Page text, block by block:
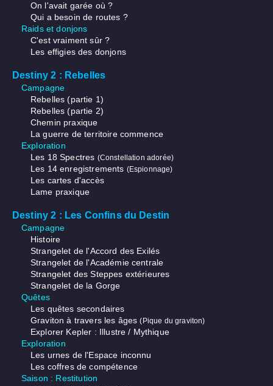
On l'avait garée où ?
Qui a besoin de routes ?
Raids et donjons
C'est vraiment sûr ?
Les effigies des donjons
Destiny 2 : Rebelles
Campagne
Rebelles (partie 1)
Rebelles (partie 2)
Chemin praxique
La guerre de territoire commence
Exploration
Les 18 Spectres (Constellation adorée)
Les 14 enregistrements (Espionnage)
Les cartes d'accès
Lame praxique
Destiny 2 : Les Confins du Destin
Campagne
Histoire
Strangelet de l'Accord des Exilés
Strangelet de l'Académie centrale
Strangelet des Steppes extérieures
Strangelet de la Gorge
Quêtes
Les quêtes secondaires
Graviton à travers les âges(Pique du graviton)
Explorer Kepler : Illustre / Mythique
Exploration
Les urnes de l'Espace inconnu
Les coffres de compétence
Saison : Restitution